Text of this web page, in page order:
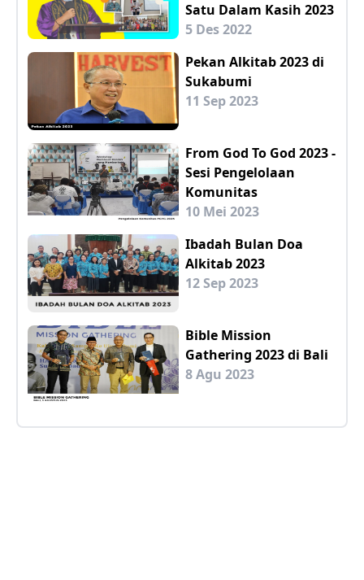
Satu Dalam Kasih 2023
5 Des 2022
Pekan Alkitab 2023 di
Sukabumi
11 Sep 2023
From God To God 2023 -
Sesi Pengelolaan
Komunitas
10 Mei 2023
Ibadah Bulan Doa
Alkitab 2023
12 Sep 2023
Bible Mission
Gathering 2023 di Bali
8 Agu 2023